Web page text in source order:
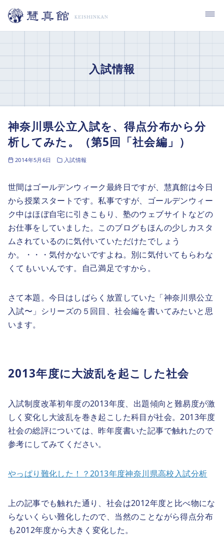
テ
入試情報
神奈川県公立入試を、得点分布から分
析してみた。（第5回「社会編」）
2014年5月6日 入試情報
世間はゴールデンウィーク最終日ですが、慧真館は今日
から授業スタートです。私事ですが、ゴールデンウィー
ク中はほぼ自宅に引きこもり、塾のウェブサイトなどの
お仕事をしていました。このブログもほんの少しカスタ
ムされているのに気付いていただけたでしょう
か。・・・気付かないですよね。別に気付いてもらわな
くてもいいんです。自己満足ですから。
さて本題。今日はしばらく放置していた「神奈川県公立
入試〜」シリーズの５回目、社会編を書いてみたいと思
います。
2013年度に大波乱を起こした社会
入試制度改革初年度の2013年度、出題傾向と難易度が激
しく変化し大波乱を巻き起こした科目が社会。2013年度
社会の総評については、昨年度書いた記事で触れたので
参考にしてみてください。
やっぱり難化した！？2013年度神奈川県高校入試分析
上の記事でも触れた通り、社会は2012年度と比べ物にな
らないくらい難化したので、当然のことながら得点分布
も2012年度から大きく変化した。